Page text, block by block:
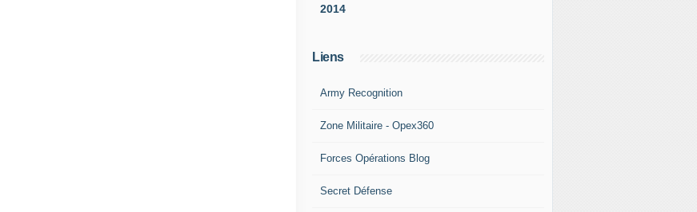
2014
Liens
Army Recognition
Zone Militaire - Opex360
Forces Opérations Blog
Secret Défense